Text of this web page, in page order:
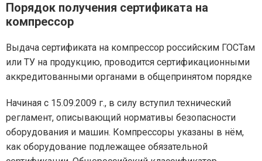
Порядок получения сертификата на
компрессор
Выдача сертификата на компрессор российским ГОСТам
или ТУ на продукцию, проводится сертификационными
аккредитованными органами в общепринятом порядке
Начиная с 15.09.2009 г., в силу вступил технический
регламент, описывающий нормативы безопасности
оборудования и машин. Компрессоры указаны в нём,
как оборудование подлежащее обязательной